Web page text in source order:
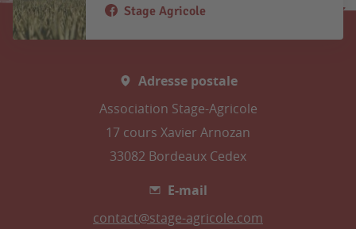
Stage Agricole
Adresse postale
Association Stage-Agricole
17 cours Xavier Arnozan
33082 Bordeaux Cedex
E-mail
contact@stage-agricole.com